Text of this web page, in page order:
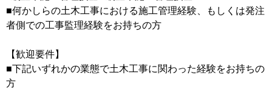
■何かしらの土木工事における施工管理経験、もしくは発注
者側での工事監理経験をお持ちの方
【歓迎要件】
■下記いずれかの業態で土木工事に関わった経験をお持ちの
方